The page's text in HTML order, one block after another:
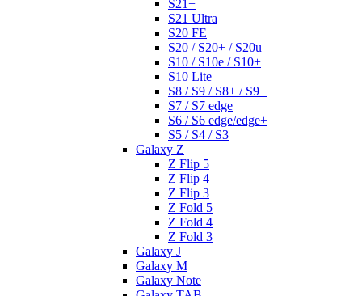
S21+
S21 Ultra
S20 FE
S20 / S20+ / S20u
S10 / S10e / S10+
S10 Lite
S8 / S9 / S8+ / S9+
S7 / S7 edge
S6 / S6 edge/edge+
S5 / S4 / S3
Galaxy Z
Z Flip 5
Z Flip 4
Z Flip 3
Z Fold 5
Z Fold 4
Z Fold 3
Galaxy J
Galaxy M
Galaxy Note